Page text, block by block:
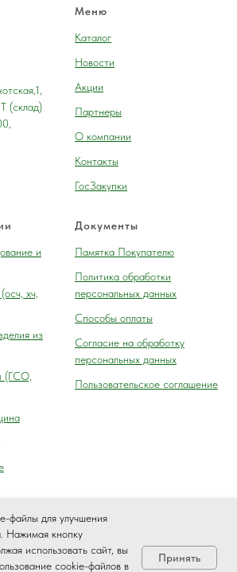
файлы для улучшения
Нажимая кнопку
использовать сайт, вы
cookie-файлов в
Принять
(склад)
Меню
Каталог
Новости
Акции
Партнеры
О компании
Контакты
ГосЗакупки
и
хч,
из
(ГСО,
Документы
Памятка Покупателю
Политика обработки
персональных данных
Способы оплаты
Согласие на обработку
персональных данных
Пользовательское соглашение